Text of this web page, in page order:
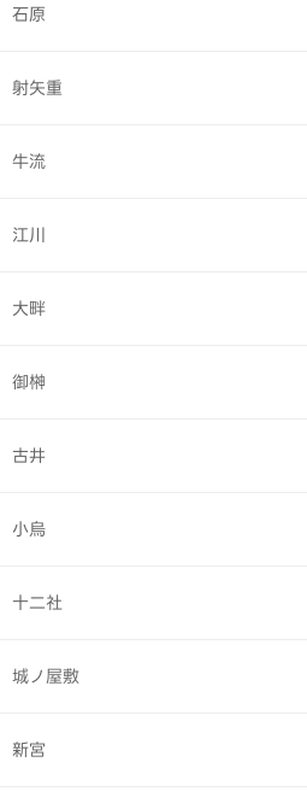
石原
射矢重
牛流
江川
大畔
御榊
古井
小烏
十二社
城ノ屋敷
新宮